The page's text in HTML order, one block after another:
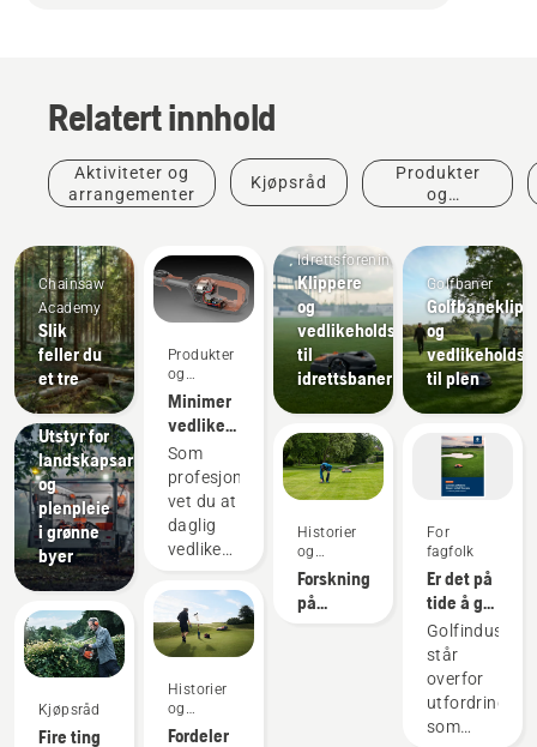
Relatert innhold
Aktiviteter og
arrangementer
Kjøpsråd
Produkter
og
Chainsaw
Academy
Slik
feller du
et tre
Offentlige
etater
Utstyr for
landskapsarbeid
og
plenpleie
i grønne
byer
Kjøpsråd
Fire ting
Produkter
og
innovasjoner
Minimer
vedlikehold
av
motorisert
utstyr
med
batteriverktøy
Som
profesjonell
vet du at
daglig
vedlikehold
motorer
er en av
de
tingene
som
potensielt
Historier
og
inspirasjon
Fordeler
Idrettsforeninger
Klippere
og
vedlikeholdsutstyr
til
idrettsbaner
Historier
og
inspirasjon
Forskning
på
Golfbaner
og
til plen
For
fagfolk
Er det på
tide å gå
autonomt?
–
Kommersielle
robotklippere
for
står
overfor
utfordringer
som